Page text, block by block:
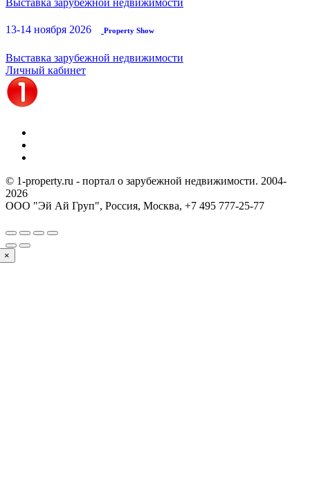
Выставка зарубежной недвижимости
13-14 ноября 2026 Property Show
Выставка зарубежной недвижимости
Личный кабинет
© 1-property.ru - портал о зарубежной недвижимости. 2004-
2026
ООО "Эй Ай Груп", Россия, Москва, +7 495 777-25-77
×